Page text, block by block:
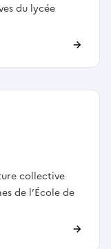
du lycée
collective
de l’École de